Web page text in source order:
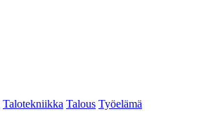
Talotekniikka Talous Työelämä